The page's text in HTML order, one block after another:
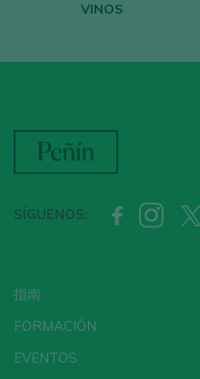
nuestro vino de la
VINOS
SÍGUENOS:
指南
FORMACIÓN
EVENTOS